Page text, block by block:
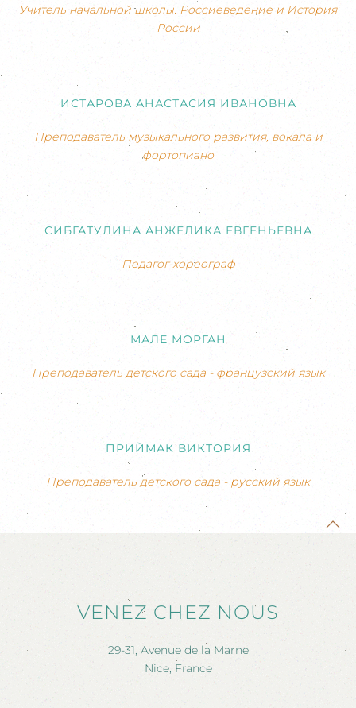
Учитель начальной школы. Россиеведение и История
России
ИСТАРОВА АНАСТАСИЯ ИВАНОВНА
Преподаватель музыкального развития, вокала и
фортопиано
СИБГАТУЛИНА АНЖЕЛИКА ЕВГЕНЬЕВНА
Педагог-хореограф
МАЛЕ МОРГАН
Преподаватель детского сада - французский язык
ПРИЙМАК ВИКТОРИЯ
Преподаватель детского сада - русский язык
VENEZ CHEZ NOUS
29-31, Avenue de la Marne
Nice, France